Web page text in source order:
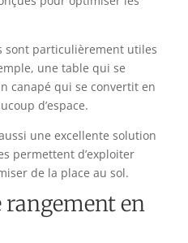
sont particulièrement utiles
une table qui se
canapé qui se convertit en
d’espace.
une excellente solution
permettent d’exploiter
de la place au sol.
en